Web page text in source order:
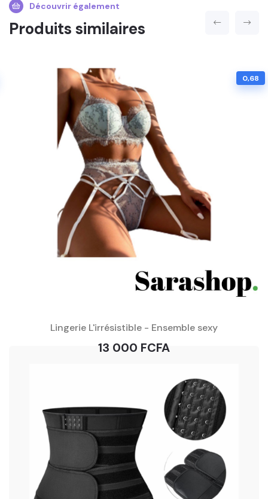
Découvrir également
Produits similaires
0,68
Lingerie L'irrésistible - Ensemble sexy
13 000 FCFA